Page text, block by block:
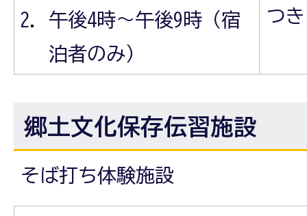
午後4時～午後9時（宿
泊者のみ）
つき
郷土文化保存伝習施設
そば打ち体験施設